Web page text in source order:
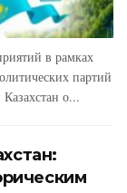
в рамках
партий
о...